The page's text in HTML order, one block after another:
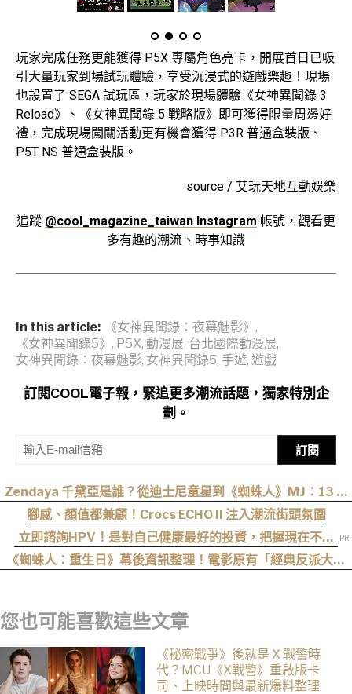
玩家完成任務更能獲得 P5X 專屬角色亮卡，開展首日已吸
引大量玩家到場試玩體驗，享受沉浸式的遊戲樂趣！現場
也設置了 SEGA 試玩區，玩家於現場體驗《女神異聞錄 3
Reload》、《女神異聞錄 5 戰略版》即可獲得限量周邊好
禮，完成現場闖關活動更有機會獲得 P3R 普通盒裝版、
P5T NS 普通盒裝版。
source / 艾玩天地互動娛樂
追蹤 @cool_magazine_taiwan Instagram 帳號，觀看更
多有趣的潮流、時事知識
In this article: 《女神異聞錄：夜幕魅影》 ,
《女神異聞錄5》 , P5X, 動漫展, 台北國際動漫展,
女神異聞錄：夜幕魅影, 女神異聞錄5, 手遊, 遊戲
訂閱COOL電子報，緊追更多潮流話題，獨家特別企
劃。
訂閱
Zendaya 千黛亞是誰？從迪士尼童星到《蜘蛛人》MJ：13 歲
出道後幾乎沒有完整休假
腳感、顏值都兼顧！Crocs ECHO II 注入潮流街頭氛圍
立即諮詢HPV！是對自己健康最好的投資，把握現在不嫌
晚！
《蜘蛛人：重生日》幕後資訊整理！電影原有「經典反派大混
您也可能喜歡這些文章
《秘密戰爭》後就是 X 戰警時
代？MCU《X戰警》重啟版卡
司、上映時間與最新爆料整理